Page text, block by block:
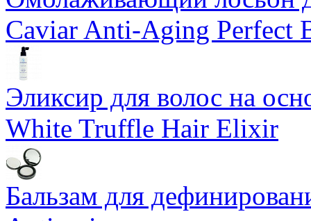
Caviar Anti-Aging Perfect
Эликсир для волос на
White Truffle Hair Elixir
Бальзам для